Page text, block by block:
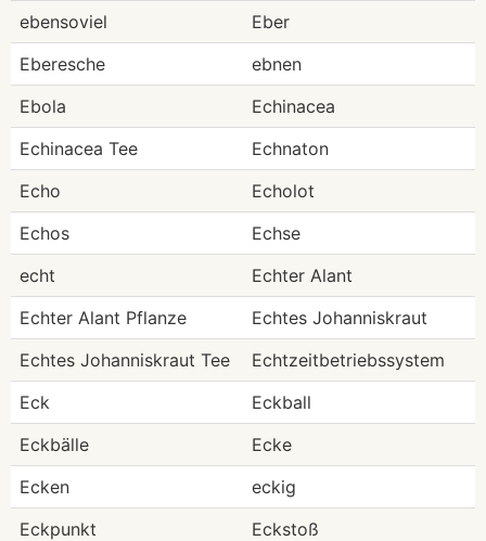
ebensoviel
Eber
Eberesche
ebnen
Ebola
Echinacea
Echinacea Tee
Echnaton
Echo
Echolot
Echos
Echse
echt
Echter Alant
Echter Alant Pflanze
Echtes Johanniskraut
Echtes Johanniskraut Tee
Echtzeitbetriebssystem
Eck
Eckball
Eckbälle
Ecke
Ecken
eckig
Eckpunkt
Eckstoß